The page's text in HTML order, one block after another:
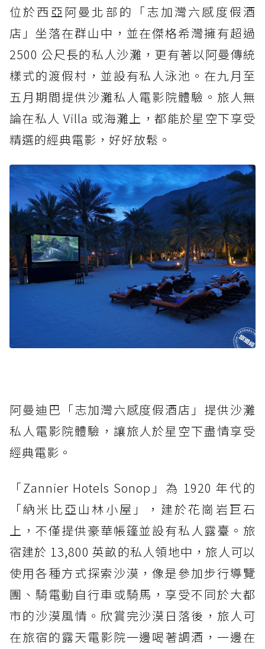
位於西亞阿曼北部的「志加灣六感度假酒
店」坐落在群山中，並在傑格希灣擁有超過
2500 公尺長的私人沙灘，更有著以阿曼傳統
樣式的渡假村，並設有私人泳池。在九月至
五月期間提供沙灘私人電影院體驗。旅人無
論在私人 Villa 或海灘上，都能於星空下享受
精選的經典電影，好好放鬆。
阿曼迪巴「志加灣六感度假酒店」提供沙灘
私人電影院體驗，讓旅人於星空下盡情享受
經典電影。
「Zannier Hotels Sonop」為 1920 年代的
「納米比亞山林小屋」，建於花崗岩巨石
上，不僅提供豪華帳篷並設有私人露臺。旅
宿建於 13,800 英畝的私人領地中，旅人可以
使用各種方式探索沙漠，像是參加步行導覽
團、騎電動自行車或騎馬，享受不同於大都
市的沙漠風情。欣賞完沙漠日落後，旅人可
在旅宿的露天電影院一邊喝著調酒，一邊在